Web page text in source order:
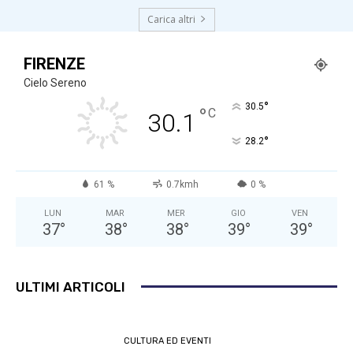
Carica altri
FIRENZE
Cielo Sereno
30.1 °C 30.5°
28.2°
61 % 0.7kmh 0 %
LUN
37°
MAR
38°
MER
38°
GIO
39°
VEN
39°
ULTIMI ARTICOLI
CULTURA ED EVENTI